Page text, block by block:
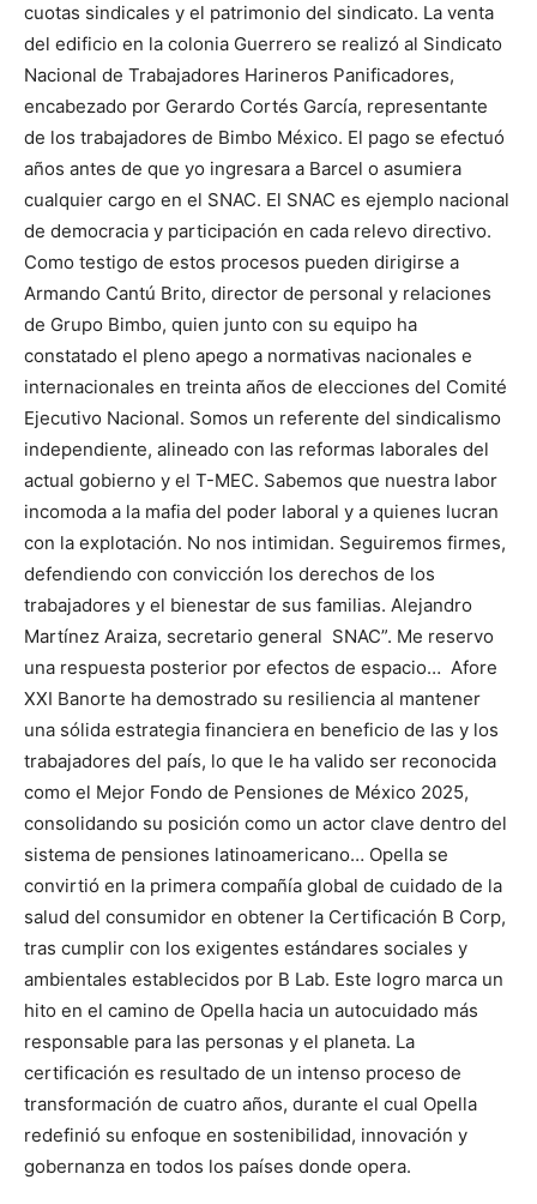
cuotas sindicales y el patrimonio del sindicato. La venta
del edificio en la colonia Guerrero se realizó al Sindicato
Nacional de Trabajadores Harineros Panificadores,
encabezado por Gerardo Cortés García, representante
de los trabajadores de Bimbo México. El pago se efectuó
años antes de que yo ingresara a Barcel o asumiera
cualquier cargo en el SNAC. El SNAC es ejemplo nacional
de democracia y participación en cada relevo directivo.
Como testigo de estos procesos pueden dirigirse a
Armando Cantú Brito, director de personal y relaciones
de Grupo Bimbo, quien junto con su equipo ha
constatado el pleno apego a normativas nacionales e
internacionales en treinta años de elecciones del Comité
Ejecutivo Nacional. Somos un referente del sindicalismo
independiente, alineado con las reformas laborales del
actual gobierno y el T-MEC. Sabemos que nuestra labor
incomoda a la mafia del poder laboral y a quienes lucran
con la explotación. No nos intimidan. Seguiremos firmes,
defendiendo con convicción los derechos de los
trabajadores y el bienestar de sus familias. Alejandro
Martínez Araiza, secretario general SNAC”. Me reservo
una respuesta posterior por efectos de espacio… Afore
XXI Banorte ha demostrado su resiliencia al mantener
una sólida estrategia financiera en beneficio de las y los
trabajadores del país, lo que le ha valido ser reconocida
como el Mejor Fondo de Pensiones de México 2025,
consolidando su posición como un actor clave dentro del
sistema de pensiones latinoamericano… Opella se
convirtió en la primera compañía global de cuidado de la
salud del consumidor en obtener la Certificación B Corp,
tras cumplir con los exigentes estándares sociales y
ambientales establecidos por B Lab. Este logro marca un
hito en el camino de Opella hacia un autocuidado más
responsable para las personas y el planeta. La
certificación es resultado de un intenso proceso de
transformación de cuatro años, durante el cual Opella
redefinió su enfoque en sostenibilidad, innovación y
gobernanza en todos los países donde opera.